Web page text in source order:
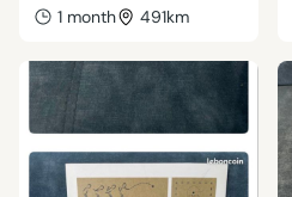
1 month 491km